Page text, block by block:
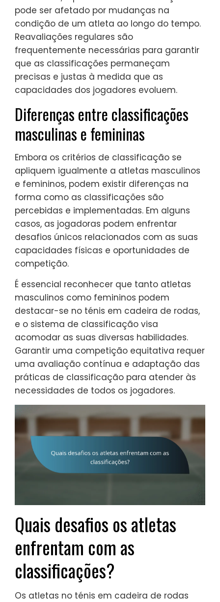
pode ser afetado por mudanças na
condição de um atleta ao longo do tempo.
Reavaliações regulares são
frequentemente necessárias para garantir
que as classificações permaneçam
precisas e justas à medida que as
capacidades dos jogadores evoluem.
Diferenças entre classificações
masculinas e femininas
Embora os critérios de classificação se
apliquem igualmente a atletas masculinos
e femininos, podem existir diferenças na
forma como as classificações são
percebidas e implementadas. Em alguns
casos, as jogadoras podem enfrentar
desafios únicos relacionados com as suas
capacidades físicas e oportunidades de
competição.
É essencial reconhecer que tanto atletas
masculinos como femininos podem
destacar-se no ténis em cadeira de rodas,
e o sistema de classificação visa
acomodar as suas diversas habilidades.
Garantir uma competição equitativa requer
uma avaliação contínua e adaptação das
práticas de classificação para atender às
necessidades de todos os jogadores.
Quais desafios os atletas
enfrentam com as
classificações?
Os atletas no ténis em cadeira de rodas